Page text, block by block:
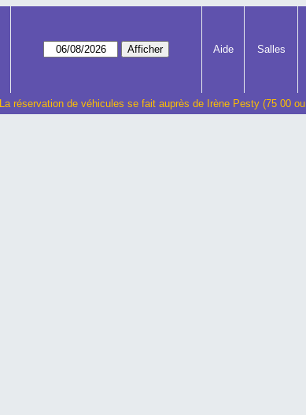
Aide Salles
La réservation de véhicules se fait auprès de Irène Pesty (75 00 ou